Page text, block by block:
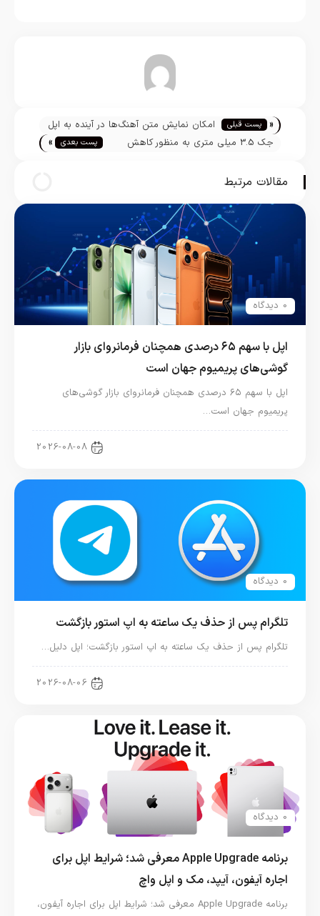
تیم تحریریه « پست قبلی
امکان نمایش متن آهنگ‌ها در آینده به اپل
موزیک اضافه می‌شود
جک 3.5 میلی متری به منظور کاهش
پست بعدی »
مقالات مرتبط
0 دیدگاه
اپل با سهم ۶۵ درصدی همچنان فرمانروای بازار
گوشی‌های پریمیوم جهان است
اپل با سهم ۶۵ درصدی همچنان فرمانروای بازار گوشی‌های
پریمیوم جهان است…
2026-08-08
0 دیدگاه
تلگرام پس از حذف یک ساعته به اپ استور بازگشت
تلگرام پس از حذف یک ساعته به اپ استور بازگشت؛ اپل دلیل…
2026-08-06
0 دیدگاه
برنامه Apple Upgrade معرفی شد؛ شرایط اپل برای
اجاره آیفون، آیپد، مک و اپل واچ
برنامه Apple Upgrade معرفی شد؛ شرایط اپل برای اجاره آیفون،